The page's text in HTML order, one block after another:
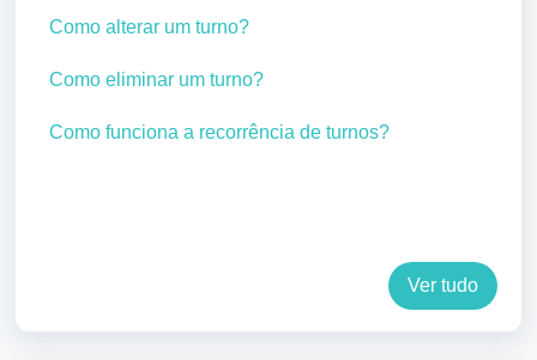
Como alterar um turno?
Como eliminar um turno?
Como funciona a recorrência de turnos?
Ver tudo